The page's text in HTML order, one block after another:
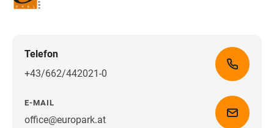
Telefon
+43/662/442021-0
E-MAIL
office@europark.atWegbeschreibung erhalten